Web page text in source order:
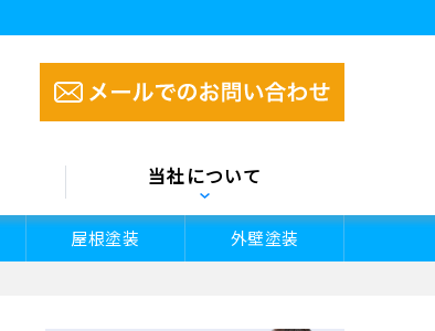
当社について
屋根塗装 外壁塗装